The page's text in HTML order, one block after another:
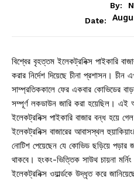
By:
Date:
বিশ্বের বৃহত্তম ইলেকট্রনিক্স পাইকারি
করার নির্দেশ দিয়েছে চীনা প্রশাসন।
সাম্প্রতিককালে ফের একবার কোভিডের
সম্পূর্ণ লকডাউন জারি করা হয়েছিল। এই
ইলেকট্রনিক্স পাইকারি বাজার বন্ধ হয়ে
ইলেকট্রনিক্স বাজারের আবাসস্থল
নোটিশ পেয়েছেন যে কোভিড ছড়িয়ে পড়ার
থাকবে। হংকং-ভিত্তিক সাউথ চায়না
ইলেকট্রনিক্স ওয়ার্ল্ডকে উদ্ধৃত করে